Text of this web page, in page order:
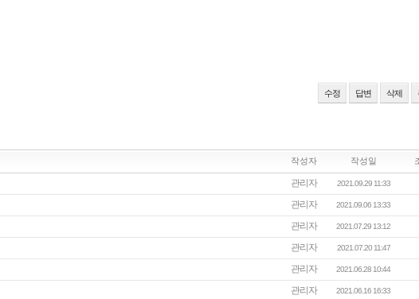
수정 답변 삭제
작성자 작성일
관리자 2021.09.29 11:33
관리자 2021.09.06 13:33
관리자 2021.07.29 13:12
관리자 2021.07.20 11:47
관리자 2021.06.28 10:44
관리자 2021.06.16 16:33